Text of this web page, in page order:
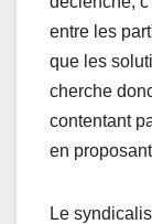
entre les
que les
cherche
contentant
en
Le